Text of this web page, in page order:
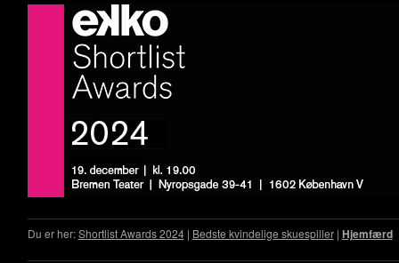
Du er her:Shortlist Awards 2024| Bedste kvindelige skuespiller| Hjemfærd